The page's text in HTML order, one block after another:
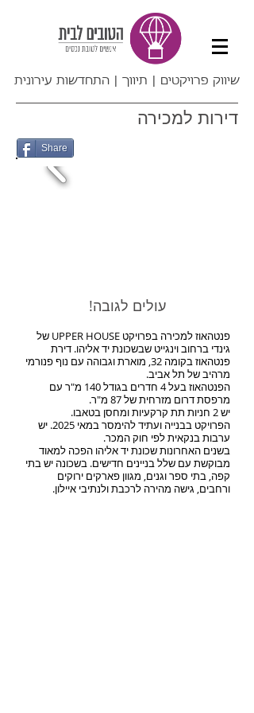
שיווק פרויקטים | תיווך | התחדשות עירונית
דירות למכירה
Share
!עולים לגובה
פנטהאוז למכירה בפרויקט UPPER HOUSE של
גינדי ברחוב וינגייט שבשכונת יד אליהו. דירת
פנטהאוז בקומה 32, מוארת וגבוהה עם נוף פנורמי
מרהיב של תל אביב.
הפנטהאוז בעל 4 חדרים בגודל 140 מ"ר עם
מרפסת דרום מזרחית של 87 מ"ר.
יש 2 חניות תת קרקעיות ומחסן בטאבו.
הפרויקט בבנייה ועתיד להימסר במאי 2025. יש
ערבות בנקאית לפי חוק המכר.
בשנים האחרונות שכונת יד אליהו הפכה למאוד
מבוקשת עם שלל בניינים חדישים. בשכונה יש בתי
קפה, בתי ספר וגנים, מגוון פארקים ירוקים
ורחבים, גישה מהירה לרכבת ולנתיבי איילון.